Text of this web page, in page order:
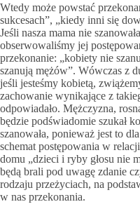
Wtedy może powstać
sukcesach”, „kiedy inni się
Jeśli nasza mama nie
obserwowaliśmy jej
przekonanie: „kobiety nie
szanują mężów”. Wówczas z
jeśli jesteśmy kobietą,
zachowanie wynikające z
odpowiadało. Mężczyzna,
będzie podświadomie szukał
szanowała, ponieważ jest to
schemat postępowania w
domu „dzieci i ryby głosu nie
będą brali pod uwagę zdanie
rodzaju przeżyciach, na
w nas przekonania.